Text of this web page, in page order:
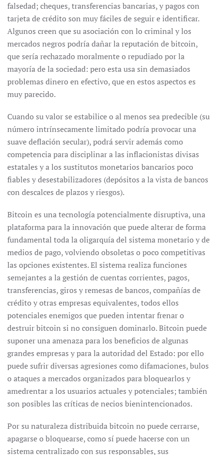
falsedad; cheques, transferencias bancarias, y pagos con
tarjeta de crédito son muy fáciles de seguir e identificar.
Algunos creen que su asociación con lo criminal y los
mercados negros podría dañar la reputación de bitcoin,
que sería rechazado moralmente o repudiado por la
mayoría de la sociedad: pero esta usa sin demasiados
problemas dinero en efectivo, que en estos aspectos es
muy parecido.
Cuando su valor se estabilice o al menos sea predecible (su
número intrínsecamente limitado podría provocar una
suave deflación secular), podrá servir además como
competencia para disciplinar a las inflacionistas divisas
estatales y a los sustitutos monetarios bancarios poco
fiables y desestabilizadores (depósitos a la vista de bancos
con descalces de plazos y riesgos).
Bitcoin es una tecnología potencialmente disruptiva, una
plataforma para la innovación que puede alterar de forma
fundamental toda la oligarquía del sistema monetario y de
medios de pago, volviendo obsoletas o poco competitivas
las opciones existentes. El sistema realiza funciones
semejantes a la gestión de cuentas corrientes, pagos,
transferencias, giros y remesas de bancos, compañías de
crédito y otras empresas equivalentes, todos ellos
potenciales enemigos que pueden intentar frenar o
destruir bitcoin si no consiguen dominarlo. Bitcoin puede
suponer una amenaza para los beneficios de algunas
grandes empresas y para la autoridad del Estado: por ello
puede sufrir diversas agresiones como difamaciones, bulos
o ataques a mercados organizados para bloquearlos y
amedrentar a los usuarios actuales y potenciales; también
son posibles las críticas de necios bienintencionados.
Por su naturaleza distribuida bitcoin no puede cerrarse,
apagarse o bloquearse, como sí puede hacerse con un
sistema centralizado con sus responsables, sus